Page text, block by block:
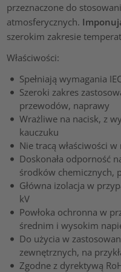
przeznaczone do
atmosferycznych.
szerokim zakresie
Właściwości:
Spełniają wymagania
Szeroki zakres
przewodów, naprawy
Wrażliwe na nacisk, z
kauczuku
Nie tracą właściwości
Doskonała odporność
środków chemicznych,
Główna izolacja w
kV
Powłoka ochronna w
średnim i wysokim
Do użycia w
zewnętrznych, na
Zgodne z dyrektywą